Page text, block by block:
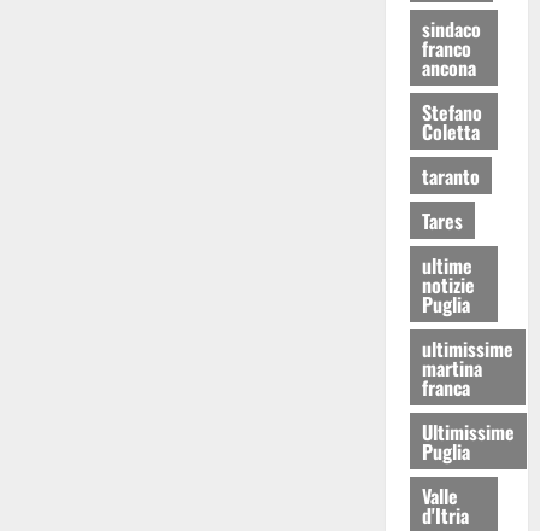
sindaco
franco
ancona
Stefano
Coletta
taranto
Tares
ultime
notizie
Puglia
ultimissime
martina
franca
Ultimissime
Puglia
Valle
d'Itria